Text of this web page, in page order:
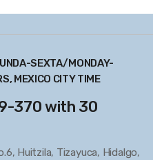
SEXTA/MONDAY-
MEXICO CITY TIME
370 with 30
Huitzila, Tizayuca, Hidalgo,